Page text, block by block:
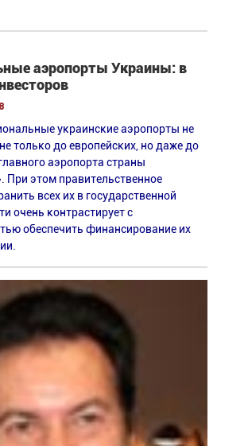
аэропорты Украины: в
украинские аэропорты не
только до европейских, но даже до
аэропорта страны
При этом правительственное
всех их в государственной
очень контрастирует с
обеспечить финансирование их